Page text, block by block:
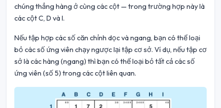
chúng thẳng hàng ở cùng các cột — trong trường hợp này là
các cột C, D và I.
Nếu tập hợp các số căn chỉnh dọc và ngang, bạn có thể loại
bỏ các số ứng viên chạy ngược lại tập cơ sở. Ví dụ, nếu tập cơ
sở là các hàng (ngang) thì bạn có thể loại bỏ tất cả các số
ứng viên (số 5) trong các cột liên quan.